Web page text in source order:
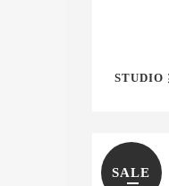
STUDIO
SALE